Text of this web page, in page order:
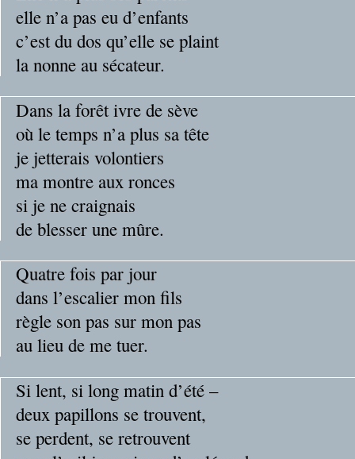
elle n’a pas eu d’enfants
c’est du dos qu’elle se plaint
la nonne au sécateur.
Dans la forêt ivre de sève
où le temps n’a plus sa tête
je jetterais volontiers
ma montre aux ronces
si je ne craignais
de blesser une mûre.
Quatre fois par jour
dans l’escalier mon fils
règle son pas sur mon pas
au lieu de me tuer.
Si lent, si long matin d’été –
deux papillons se trouvent,
se perdent, se retrouvent